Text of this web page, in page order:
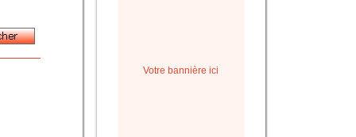
Votre bannière ici